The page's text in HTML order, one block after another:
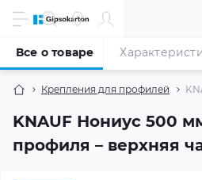
Крепления для профилей
KNAUF Нониус 500
профиля – верхняя
Все о товаре